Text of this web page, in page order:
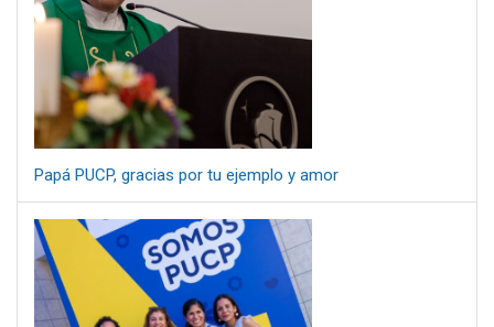
Papá PUCP, gracias por tu ejemplo y amor